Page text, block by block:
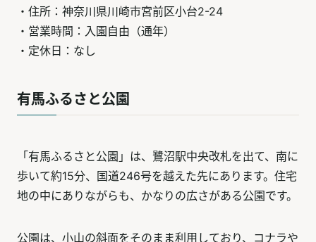
・住所：神奈川県川崎市宮前区小台2-24
・営業時間：入園自由（通年）
・定休日：なし
有馬ふるさと公園
「有馬ふるさと公園」は、鷺沼駅中央改札を出て、南に
歩いて約15分、国道246号を越えた先にあります。住宅
地の中にありながらも、かなりの広さがある公園です。
公園は、小山の斜面をそのまま利用しており、コナラや